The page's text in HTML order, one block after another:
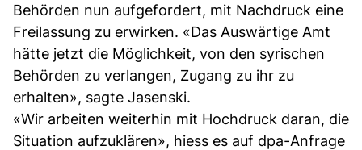
Behörden nun aufgefordert, mit Nachdruck eine
Freilassung zu erwirken. «Das Auswärtige Amt
hätte jetzt die Möglichkeit, von den syrischen
Behörden zu verlangen, Zugang zu ihr zu
erhalten», sagte Jasenski.
«Wir arbeiten weiterhin mit Hochdruck daran, die
Situation aufzuklären», hiess es auf dpa-Anfrage